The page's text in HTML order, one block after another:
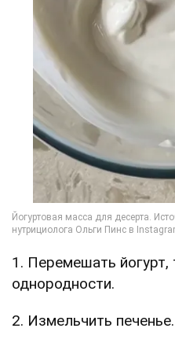
1. Перемешать йогурт,
однородности.
2. Измельчить печенье.